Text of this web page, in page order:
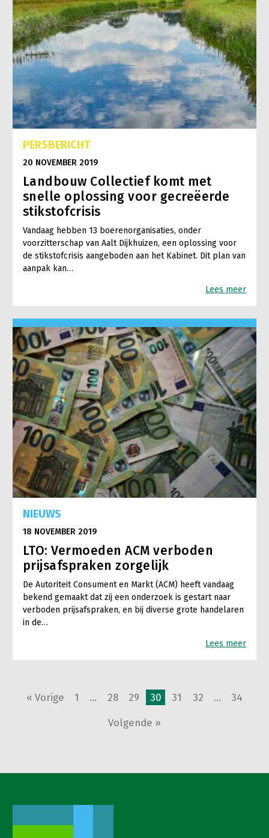
PERSBERICHT
20 NOVEMBER 2019
Landbouw Collectief komt met
snelle oplossing voor gecreëerde
stikstofcrisis
Vandaag hebben 13 boerenorganisaties, onder
voorzitterschap van Aalt Dijkhuizen, een oplossing voor
de stikstofcrisis aangeboden aan het Kabinet. Dit plan van
aanpak kan…
Lees meer
NIEUWS
18 NOVEMBER 2019
LTO: Vermoeden ACM verboden
prijsafspraken zorgelijk
De Autoriteit Consument en Markt (ACM) heeft vandaag
bekend gemaakt dat zij een onderzoek is gestart naar
verboden prijsafspraken, en bij diverse grote handelaren
in de…
Lees meer
« Vorige 1 … 28 29 30 31 32 … 34
Volgende »